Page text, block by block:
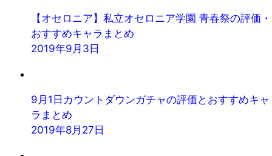
【オセロニア】私立オセロニア学園 青春祭の評価・
おすすめキャラまとめ
2019年9月3日
9月1日カウントダウンガチャの評価とおすすめキャ
ラまとめ
2019年8月27日